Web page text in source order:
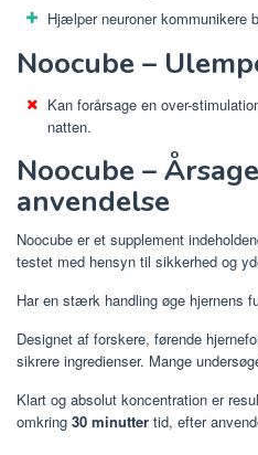
Hjælper neuroner kommunikere
Noocube –
Kan forårsage en over-
natten.
Noocube –
anvendelse
Noocube er et supplement
testet med hensyn til sikkerhed og
Har en stærk handling øge hjernens
Designet af forskere, førende
sikrere ingredienser. Mange
Klart og absolut koncentration er
omkring 30 minutter tid, efter